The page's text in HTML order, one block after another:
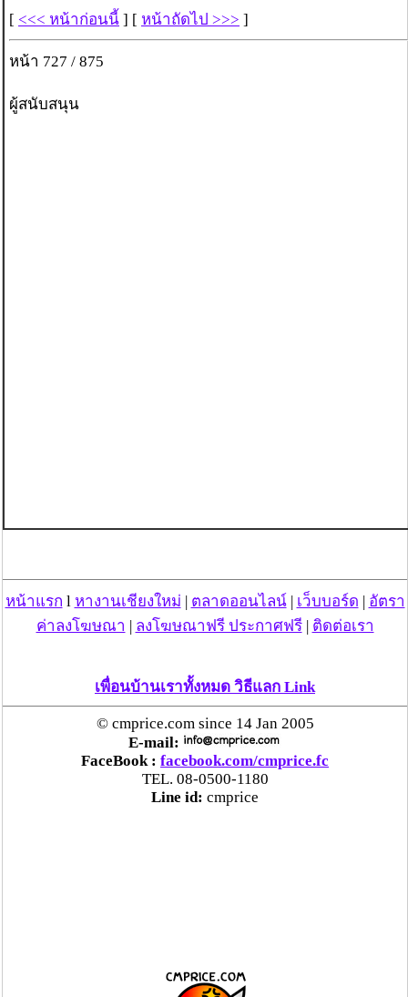
[ <<< หน้าก่อนนี้ ] [ หน้าถัดไป >>> ]
หน้า 727 / 875
ผู้สนับสนุน
หน้าแรก l หางานเชียงใหม่ | ตลาดออนไลน์| เว็บบอร์ด | อัตรา
ค่าลงโฆษณา | ลงโฆษณาฟรี ประกาศฟรี| ติดต่อเรา
เพื่อนบ้านเราทั้งหมด วิธีแลก Link
© cmprice.com since 14 Jan 2005
E-mail:
FaceBook : facebook.com/cmprice.fc
TEL. 08-0500-1180
Line id: cmprice